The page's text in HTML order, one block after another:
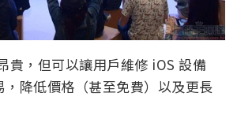
貴，但可以讓用戶維修 iOS 設備
降低價格（甚至免費）以及更長